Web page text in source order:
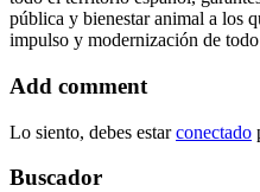
pública y bienestar animal a los
impulso y modernización de
Add comment
Lo siento, debes estarconectado
Buscador